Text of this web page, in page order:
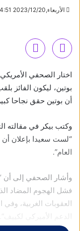
الأربعاء,2023/12/20 4:51 مساءً
اختار الصحفي
بوتين، ليكون الفائز
أن بوتين حقق نجاحا
وكتب بيكر في مقالته
“لست سعيدا بإعلان أن
العام”.
وأشار الصحفي إلى أن
فشل الهجوم المضاد
العقوبات الغربية،
الدعم الأميركي لكييف”.